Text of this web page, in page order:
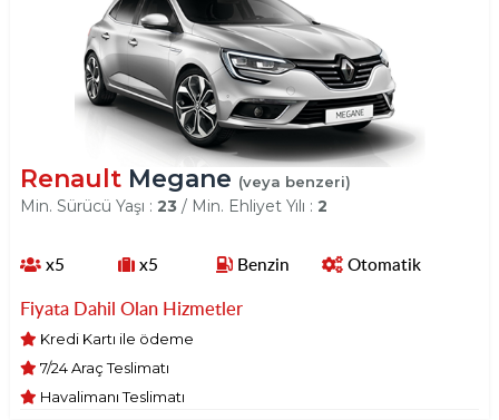
RenaultMegane (veya benzeri)
Min. Sürücü Yaşı : 23 / Min. Ehliyet Yılı : 2
x5 x5 Benzin Otomatik
Fiyata Dahil Olan Hizmetler
Kredi Kartı ile ödeme
7/24 Araç Teslimatı
Havalimanı Teslimatı